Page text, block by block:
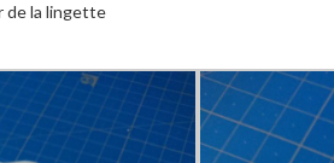
de la lingette